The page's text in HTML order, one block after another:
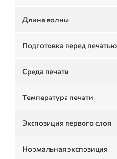
Длина волны
Подготовка перед печатью
Среда печати
Температура печати
Экспозиция первого слоя
Нормальная экспозиция